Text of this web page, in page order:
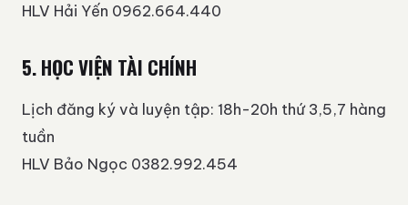
HLV Hải Yến 0962.664.440
5. HỌC VIỆN TÀI CHÍNH
Lịch đăng ký và luyện tập: 18h-20h thứ 3,5,7 hàng
tuần
HLV Bảo Ngọc 0382.992.454